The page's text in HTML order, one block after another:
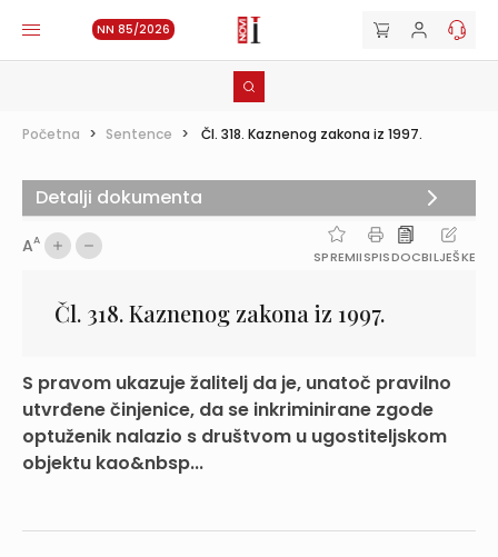
NN 85/2026
Početna > Sentence > Čl. 318. Kaznenog zakona iz 1997.
AA
SPREMIISPISDOCBILJEŠKE
Čl. 318. Kaznenog zakona iz 1997.
S pravom ukazuje žalitelj da je, unatoč pravilno
utvrđene činjenice, da se inkriminirane zgode
optuženik nalazio s društvom u ugostiteljskom
objektu kao&nbsp...
Detalji dokumenta